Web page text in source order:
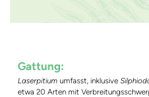
Gattung:
Laserpitium umfasst, inklusive
etwa 20 Arten mit